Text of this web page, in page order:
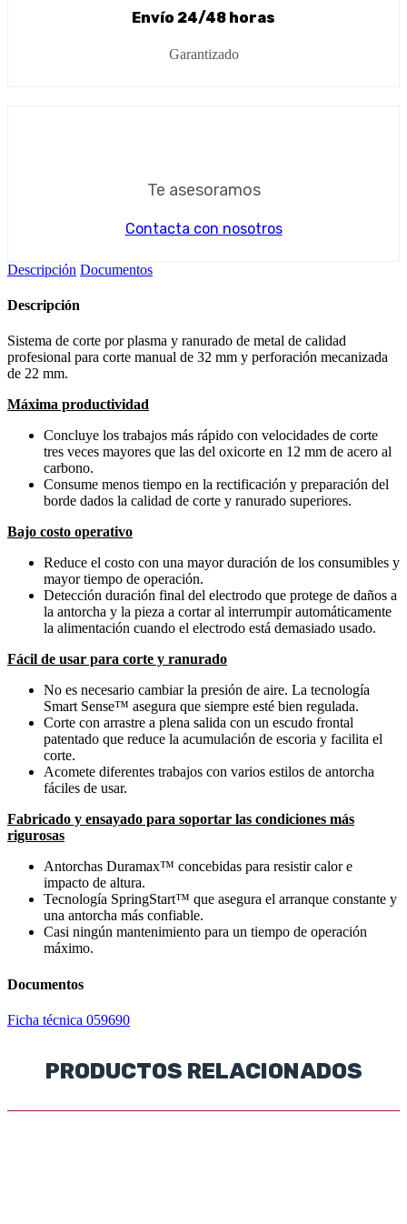
Envío 24/48 horas
Garantizado
Te asesoramos
Contacta con nosotros
Descripción Documentos
Descripción
Sistema de corte por plasma y ranurado de metal de calidad
profesional para corte manual de 32 mm y perforación mecanizada
de 22 mm.
Máxima productividad
Concluye los trabajos más rápido con velocidades de corte
tres veces mayores que las del oxicorte en 12 mm de acero al
carbono.
Consume menos tiempo en la rectificación y preparación del
borde dados la calidad de corte y ranurado superiores.
Bajo costo operativo
Reduce el costo con una mayor duración de los consumibles y
mayor tiempo de operación.
Detección duración final del electrodo que protege de daños a
la antorcha y la pieza a cortar al interrumpir automáticamente
la alimentación cuando el electrodo está demasiado usado.
Fácil de usar para corte y ranurado
No es necesario cambiar la presión de aire. La tecnología
Smart Sense™ asegura que siempre esté bien regulada.
Corte con arrastre a plena salida con un escudo frontal
patentado que reduce la acumulación de escoria y facilita el
corte.
Acomete diferentes trabajos con varios estilos de antorcha
fáciles de usar.
Fabricado y ensayado para soportar las condiciones más
rigurosas
Antorchas Duramax™ concebidas para resistir calor e
impacto de altura.
Tecnología SpringStart™ que asegura el arranque constante y
una antorcha más confiable.
Casi ningún mantenimiento para un tiempo de operación
máximo.
Documentos
Ficha técnica 059690
PRODUCTOS RELACIONADOS